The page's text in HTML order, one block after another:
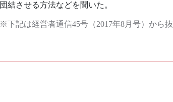
団結させる方法などを聞いた。
※下記は経営者通信45号（2017年8月号）から